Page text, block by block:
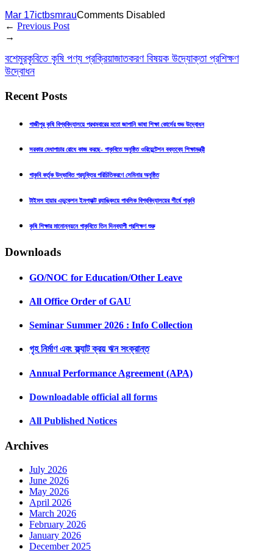
Mar 17ictbsmrauComments Disabled
← Previous Post
→
বশেমুরকৃবিতে কৃষি পণ্য প্রক্রিয়াজাতকরণ বিষয়ক উদ্যোক্তা প্রশিক্ষণ
উদ্বোধন
Recent Posts
গাজীপুর কৃষি বিশ্ববিদ্যালয়ে প্রথমবারের মতো জাপানি ভাষা শিক্ষা কোর্সের শুভ উদ্বোধন
সরকার মেধাপাচার রোধে কাজ করছে- গাকৃবিতে অনুষ্ঠিত ওরিয়েন্টেশন বক্তব্যে শিক্ষামন্ত্রী
গাকৃবি কর্তৃক উদ্ভাবিত প্রযুক্তির পরিচিতিকরণে সেমিনার অনুষ্ঠিত
টাইমস হায়ার এডুকেশন ইমপ্যাক্ট র‍্যাঙ্কিংয়ে পাবলিক বিশ্ববিদ্যালয়ের শীর্ষে গাকৃবি
কৃষি শিক্ষার মানোন্নয়নে গাকৃবিতে তিন দিনব্যাপী প্রশিক্ষণ শুরু
Downloads
GO/NOC for Education/Other Leave
All Office Order of GAU
Seminar Summer 2026 : Info Collection
গৃহ নির্মাণ এবং ফ্ল্যাট ক্রয় ঋন সংক্রান্ত
Annual Performance Agreement (APA)
Downloadable official all forms
All Published Notices
Archives
July 2026
June 2026
May 2026
April 2026
March 2026
February 2026
January 2026
December 2025